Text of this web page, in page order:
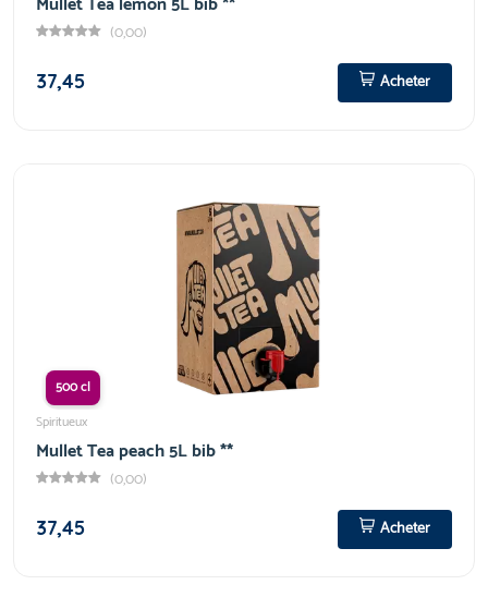
(0,00)
37,45
Acheter
500 cl
Spiritueux
Mullet Tea peach 5L bib **
(0,00)
37,45
Acheter